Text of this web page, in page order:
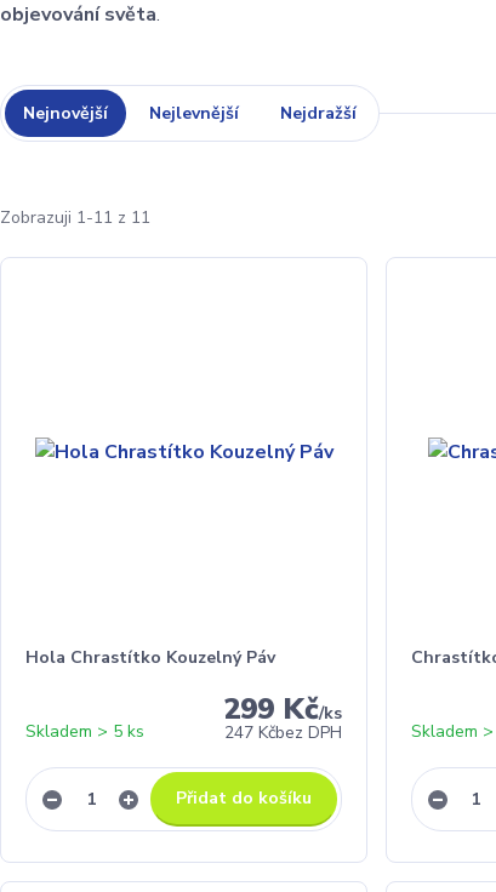
objevování světa.
Nejnovější Nejlevnější Nejdražší
Zobrazuji 1-11 z 11
Hola Chrastítko Kouzelný Páv
299 Kč/ks
247 Kčbez DPH
Skladem > 5 ks
Přidat do košíku
Skladem